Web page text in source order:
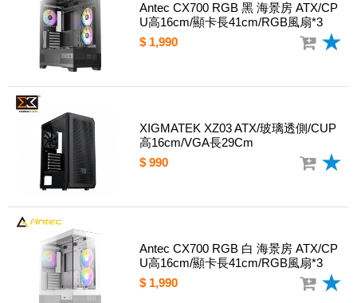
Antec CX700 RGB 黑 海景房 ATX/CP
U高16cm/顯卡長41cm/RGB風扇*3
$ 1,990
XIGMATEK XZ03 ATX/玻璃透側/CUP
高16cm/VGA長29Cm
$ 990
Antec CX700 RGB 白 海景房 ATX/CP
U高16cm/顯卡長41cm/RGB風扇*3
$ 1,990